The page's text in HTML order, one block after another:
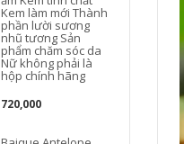
Kem làm mới Thành
phần lười sương
nhũ tương Sản
phẩm chăm sóc da
Nữ không phải là
hộp chính hãng
720,000